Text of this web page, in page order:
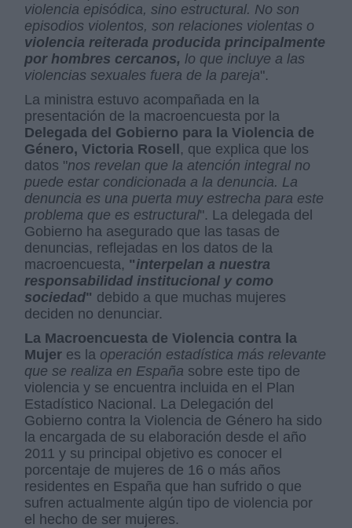
violencia episódica, sino estructural. No son
episodios violentos, son relaciones violentas o
violencia reiterada producida principalmente
por hombres cercanos, lo que incluye a las
violencias sexuales fuera de la pareja".
La ministra estuvo acompañada en la
presentación de la macroencuesta por la
Delegada del Gobierno para la Violencia de
Género, Victoria Rosell, que explica que los
datos "nos revelan que la atención integral no
puede estar condicionada a la denuncia. La
denuncia es una puerta muy estrecha para este
problema que es estructural". La delegada del
Gobierno ha asegurado que las tasas de
denuncias, reflejadas en los datos de la
macroencuesta, "interpelan a nuestra
responsabilidad institucional y como
sociedad" debido a que muchas mujeres
deciden no denunciar.
La Macroencuesta de Violencia contra la
Mujer es la operación estadística más relevante
que se realiza en España sobre este tipo de
violencia y se encuentra incluida en el Plan
Estadístico Nacional. La Delegación del
Gobierno contra la Violencia de Género ha sido
la encargada de su elaboración desde el año
2011 y su principal objetivo es conocer el
porcentaje de mujeres de 16 o más años
residentes en España que han sufrido o que
sufren actualmente algún tipo de violencia por
el hecho de ser mujeres.